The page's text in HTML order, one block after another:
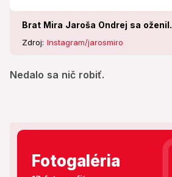
Brat Mira Jaroša Ondrej sa oženil.
Zdroj: Instagram/jarosmiro
Nedalo sa nič robiť.
Fotogaléria